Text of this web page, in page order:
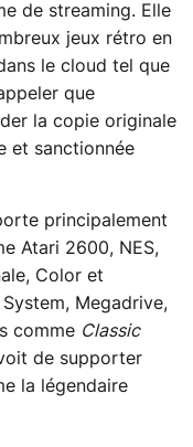
de streaming. Elle
jeux rétro en
le cloud tel que
que
la copie originale
et sanctionnée
principalement
Atari 2600, NES,
Color et
Megadrive,
comme Classic
de supporter
la légendaire